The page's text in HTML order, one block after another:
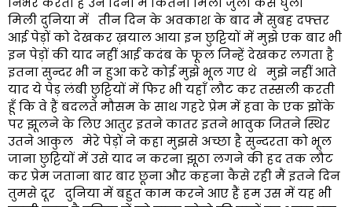
मिली दुनिया में तीन दिन के अवकाश के बाद मैं सुबह दफ्तर
आई पेड़ों को देखकर ख़याल आया इन छुट्टियों में मुझे एक बार भी
इन पेड़ों की याद नहीं आई कदंब के फूल जिन्हें देखकर लगता है
इतना सुन्दर भी न हुआ करे कोई मुझे भूल गए थे मुझे नहीं आते
याद ये पेड़ लंबी छुट्टियों में फिर भी यहाँ लौट कर तस्सली करती
हूँ कि वे हैं बदलते मौसम के साथ गहरे प्रेम में हवा के एक झोंके
पर झूलने के लिए आतुर इतने कातर इतने भावुक जितने स्थिर
उतने आकुल मेरे पेड़ों ने कहा मुझसे अच्छा है सुन्दरता को भूल
जाना छुट्टियों में उसे याद न करना झूठा लगने की हद तक लौट
कर प्रेम जताना बार बार छूना और कहना कैसे रही मैं इतने दिन
तुमसे दूर दुनिया में बहुत काम करने आए हैं हम उस में यह भी